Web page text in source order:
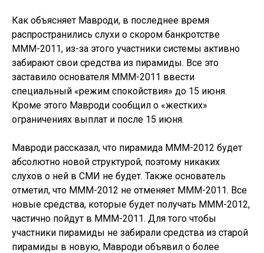
Как объясняет Мавроди, в последнее время
распространились слухи о скором банкротстве
МММ-2011, из-за этого участники системы активно
забирают свои средства из пирамиды. Все это
заставило основателя МММ-2011 ввести
специальный «режим спокойствия» до 15 июня.
Кроме этого Мавроди сообщил о «жестких»
ограничениях выплат и после 15 июня.
Мавроди рассказал, что пирамида МММ-2012 будет
абсолютно новой структурой, поэтому никаких
слухов о ней в СМИ не будет. Также основатель
отметил, что МММ-2012 не отменяет МММ-2011. Все
новые средства, которые будет получать МММ-2012,
частично пойдут в МММ-2011. Для того чтобы
участники пирамиды не забирали средства из старой
пирамиды в новую, Мавроди объявил о более